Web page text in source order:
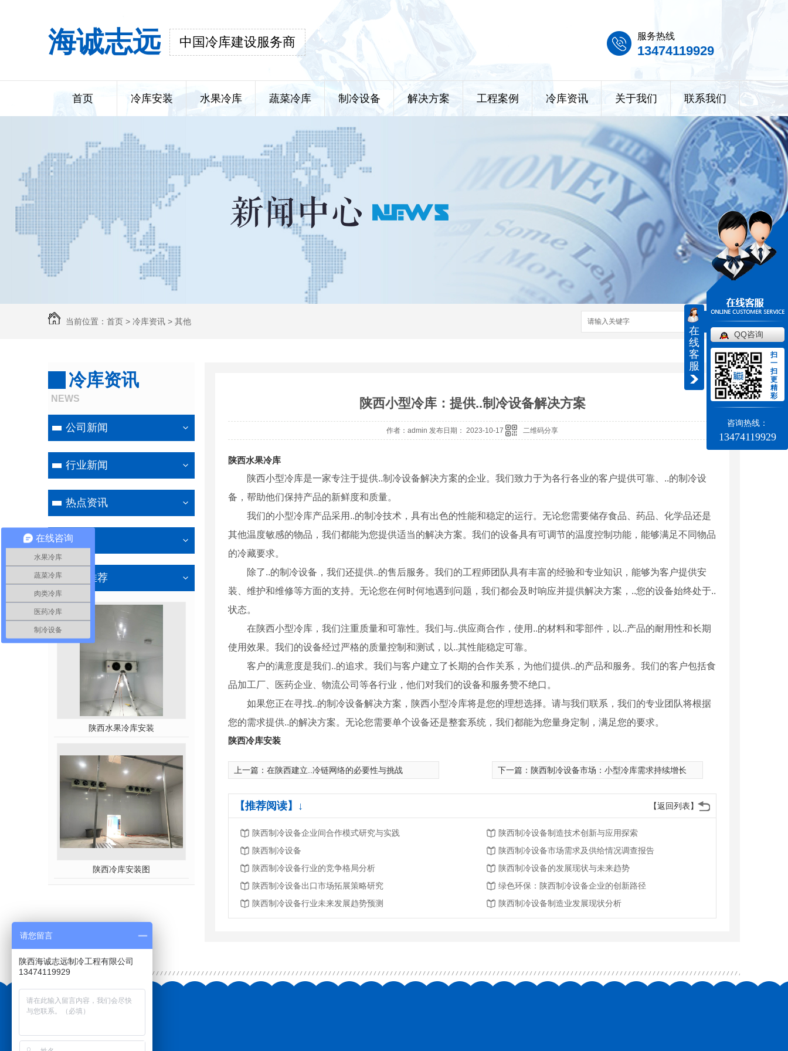
海诚志远 中国冷库建设服务商 服务热线
13474119929
首页 冷库安装 水果冷库 蔬菜冷库 制冷设备 解决方案 工程案例 冷库资讯 关于我们 联系我们
当前位置： 首页 > 冷库资讯 > 其他 搜索
冷库资讯
NEWS
公司新闻
行业新闻
热点资讯
其他
热门推荐
陕西水果冷库安装
陕西冷库安装图
陕西小型冷库：提供..制冷设备解决方案
作者：admin 发布日期： 2023-10-17 二维码分享
陕西水果冷库
陕西小型冷库是一家专注于提供..制冷设备解决方案的企业。我们致力于为各行各业的客户提供可靠、..的制冷设
备，帮助他们保持产品的新鲜度和质量。
我们的小型冷库产品采用..的制冷技术，具有出色的性能和稳定的运行。无论您需要储存食品、药品、化学品还是
其他温度敏感的物品，我们都能为您提供适当的解决方案。我们的设备具有可调节的温度控制功能，能够满足不同物品
的冷藏要求。
除了..的制冷设备，我们还提供..的售后服务。我们的工程师团队具有丰富的经验和专业知识，能够为客户提供安
装、维护和维修等方面的支持。无论您在何时何地遇到问题，我们都会及时响应并提供解决方案，..您的设备始终处于..
状态。
在陕西小型冷库，我们注重质量和可靠性。我们与..供应商合作，使用..的材料和零部件，以..产品的耐用性和长期
使用效果。我们的设备经过严格的质量控制和测试，以..其性能稳定可靠。
客户的满意度是我们..的追求。我们与客户建立了长期的合作关系，为他们提供..的产品和服务。我们的客户包括食
品加工厂、医药企业、物流公司等各行业，他们对我们的设备和服务赞不绝口。
如果您正在寻找..的制冷设备解决方案，陕西小型冷库将是您的理想选择。请与我们联系，我们的专业团队将根据
您的需求提供..的解决方案。无论您需要单个设备还是整套系统，我们都能为您量身定制，满足您的要求。
陕西冷库安装
上一篇： 在陕西建立..冷链网络的必要性与挑战 下一篇： 陕西制冷设备市场：小型冷库需求持续增长
【返回列表】
【推荐阅读】↓
陕西制冷设备企业间合作模式研究与实践
陕西制冷设备制造技术创新与应用探索
陕西制冷设备
陕西制冷设备市场需求及供给情况调查报告
陕西制冷设备行业的竞争格局分析
陕西制冷设备的发展现状与未来趋势
陕西制冷设备出口市场拓展策略研究
绿色环保：陕西制冷设备企业的创新路径
陕西制冷设备行业未来发展趋势预测
陕西制冷设备制造业发展现状分析
在
线
客
服
QQ咨询
扫
一
扫
更
精
彩
咨询热线：
13474119929
在线咨询
水果冷库
蔬菜冷库
肉类冷库
医药冷库
制冷设备
请您留言
陕西海诚志远制冷工程有限公司
13474119929